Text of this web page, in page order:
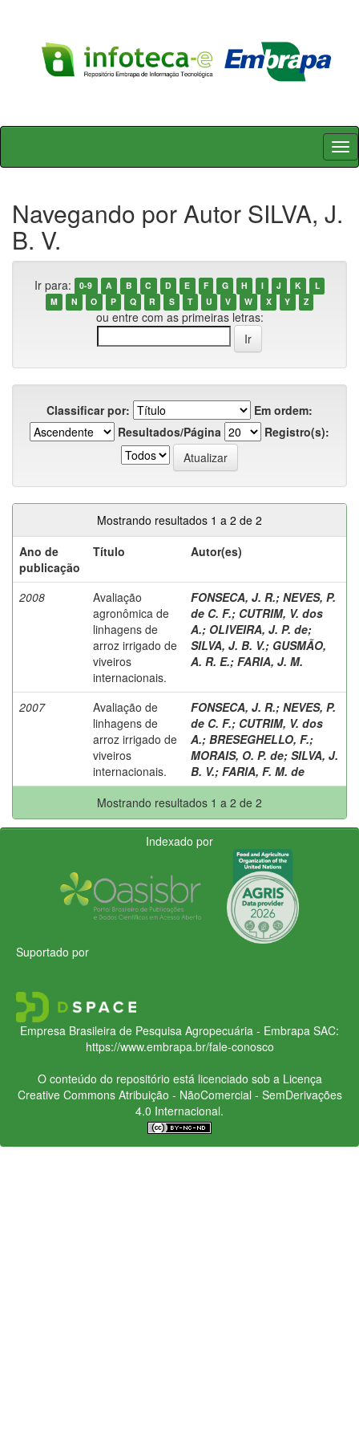
Skip
Navegando por Autor SILVA, J.
B. V.
Ir para: 0-9 A B C D E F G H I J K
L
M
N O P Q R S T U V W X Y Z
ou entre com as primeiras letras:
Classificar por:
Em ordem:
Resultados/Página
Registro(s):
Mostrando resultados 1 a 2 de 2
Ano de
publicação
Título Autor(es)
2008
Avaliação
agronômica de
linhagens de
arroz irrigado de
viveiros
internacionais.
FONSECA, J. R.; NEVES, P.
de C. F.; CUTRIM, V. dos
A.; OLIVEIRA, J. P. de;
SILVA, J. B. V.; GUSMÃO,
A. R. E.; FARIA, J. M.
2007
Avaliação de
linhagens de
arroz irrigado de
viveiros
internacionais.
FONSECA, J. R.; NEVES, P.
de C. F.; CUTRIM, V. dos
A.; BRESEGHELLO, F.;
MORAIS, O. P. de; SILVA, J.
B. V.; FARIA, F. M. de
Mostrando resultados 1 a 2 de 2
Indexado por
Suportado por
Empresa Brasileira de Pesquisa Agropecuária - Embrapa SAC:
https://www.embrapa.br/fale-conosco
O conteúdo do repositório está licenciado sob a Licença
Creative CommonsAtribuição - NãoComercial - SemDerivações
4.0 Internacional.